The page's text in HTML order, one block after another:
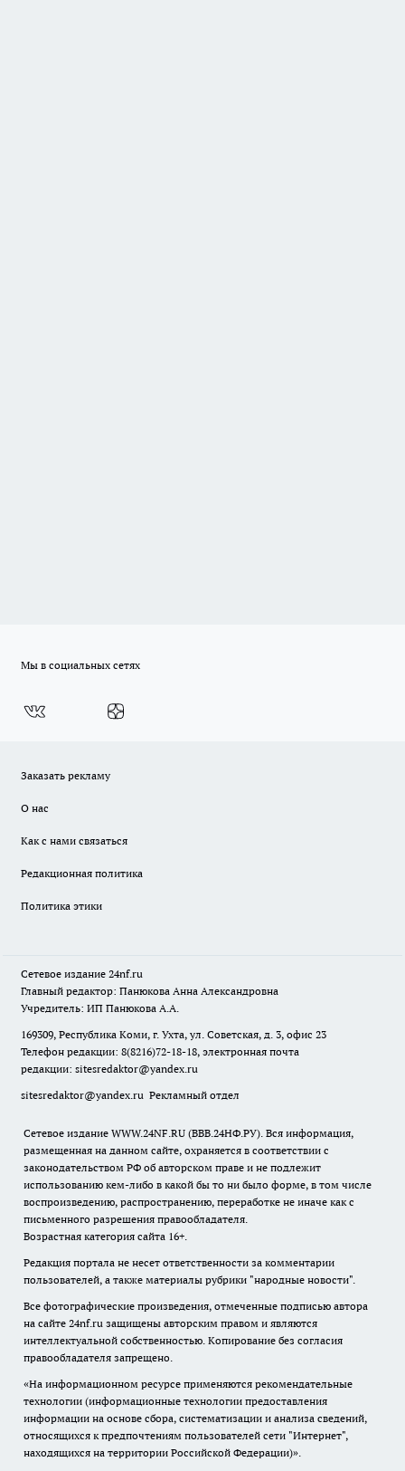
Мы в социальных сетях
Заказать рекламу
О нас
Как с нами связаться
Редакционная политика
Политика этики
Сетевое издание 24nf.ru
Главный редактор: Панюкова Анна Александровна
Учредитель: ИП Панюкова А.А.
169309, Республика Коми, г. Ухта, ул. Советская, д. 3, офис 23
Телефон редакции: 8(8216)72-18-18, электронная почта
редакции: sitesredaktor@yandex.ru
sitesredaktor@yandex.ru Рекламный отдел
Сетевое издание WWW.24NF.RU (ВВВ.24НФ.РУ). Вся информация,
размещенная на данном сайте, охраняется в соответствии с
законодательством РФ об авторском праве и не подлежит
использованию кем-либо в какой бы то ни было форме, в том числе
воспроизведению, распространению, переработке не иначе как с
письменного разрешения правообладателя.
Возрастная категория сайта 16+.
Редакция портала не несет ответственности за комментарии
пользователей, а также материалы рубрики "народные новости".
Все фотографические произведения, отмеченные подписью автора
на сайте 24nf.ru защищены авторским правом и являются
интеллектуальной собственностью. Копирование без согласия
правообладателя запрещено.
«На информационном ресурсе применяются рекомендательные
технологии (информационные технологии предоставления
информации на основе сбора, систематизации и анализа сведений,
относящихся к предпочтениям пользователей сети "Интернет",
находящихся на территории Российской Федерации)».